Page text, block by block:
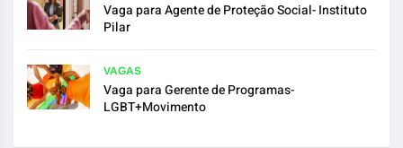
Vaga para Agente de Proteção Social- Instituto
Pilar
VAGAS
Vaga para Gerente de Programas-
LGBT+Movimento